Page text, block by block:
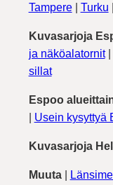
Tampere| Turku
Kuvasarjoja
ja näköalatornit|
sillat
Espoo
Usein kysyttyä
Kuvasarjoja
Muuta|